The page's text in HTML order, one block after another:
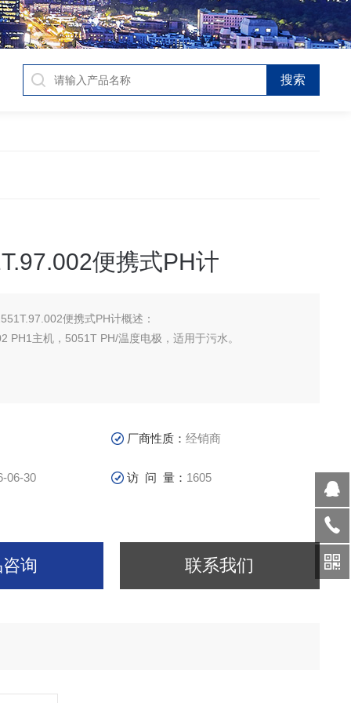
便携式PH计
便携式PH计概述：
LPV2551T.97.002 PH1主机，5051T PH/温度电极，适用于污水。
厂商性质：经销商
06-30 访 问 量： 1605
询 联系我们